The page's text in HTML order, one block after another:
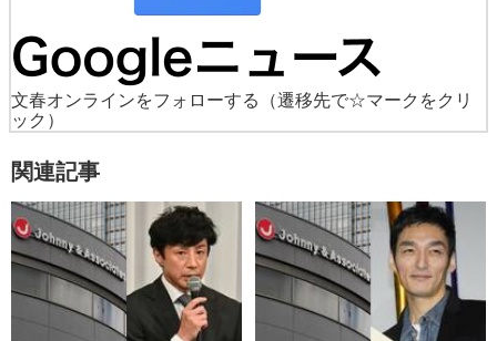
文春オンラインをフォローする
（遷移先で☆マークをクリ
ック）
関連記事